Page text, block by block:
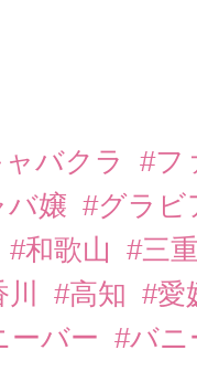
バクラ
#フ
バ嬢 #グラ
#和歌山
#三
#高知 #愛
ーバー #バ